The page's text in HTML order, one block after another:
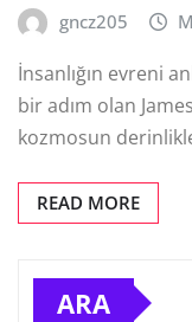
gncz205
İnsanlığın evreni
bir adım olan
kozmosun
READ MORE
ARA